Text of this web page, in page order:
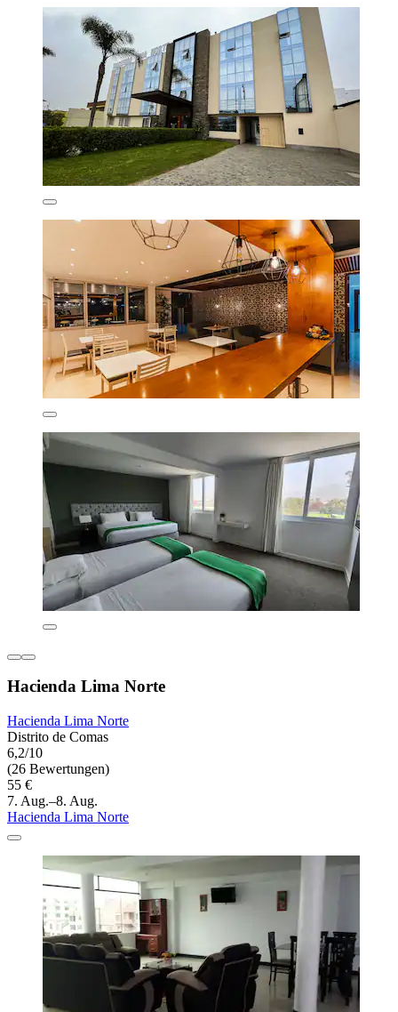
Hacienda Lima Norte
Hacienda Lima Norte
Distrito de Comas
6,2/10
(26 Bewertungen)
55 €
7. Aug.–8. Aug.
Hacienda Lima Norte